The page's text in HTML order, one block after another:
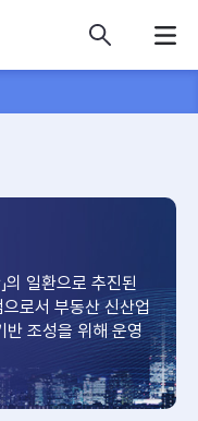
의 일환으로 추진된
으로서 부동산 신산업
반 조성을 위해 운영